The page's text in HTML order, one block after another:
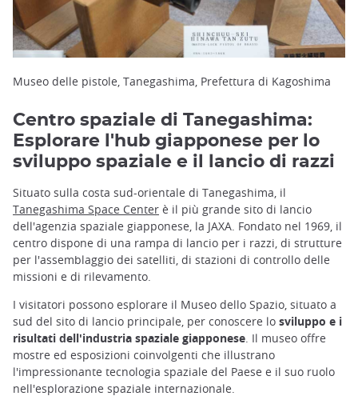
Museo delle pistole, Tanegashima, Prefettura di Kagoshima
Centro spaziale di Tanegashima:
Esplorare l'hub giapponese per lo
sviluppo spaziale e il lancio di razzi
Situato sulla costa sud-orientale di Tanegashima, il
Tanegashima Space Center è il più grande sito di lancio
dell'agenzia spaziale giapponese, la JAXA. Fondato nel 1969, il
centro dispone di una rampa di lancio per i razzi, di strutture
per l'assemblaggio dei satelliti, di stazioni di controllo delle
missioni e di rilevamento.
I visitatori possono esplorare il Museo dello Spazio, situato a
sud del sito di lancio principale, per conoscere lo sviluppo e i
risultati dell'industria spaziale giapponese. Il museo offre
mostre ed esposizioni coinvolgenti che illustrano
l'impressionante tecnologia spaziale del Paese e il suo ruolo
nell'esplorazione spaziale internazionale.